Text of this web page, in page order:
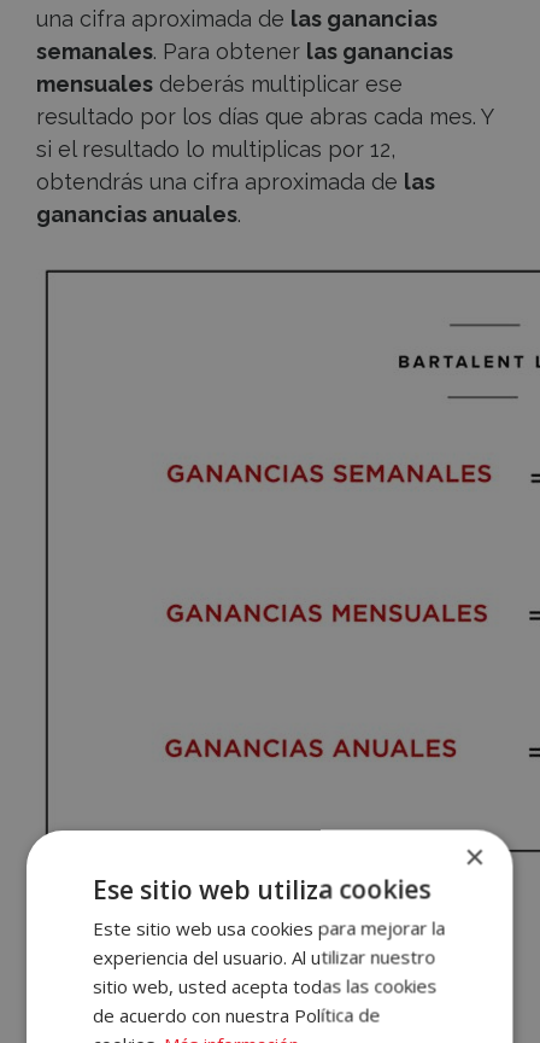
Tu
Cuenta
una cifra aproximada de las ganancias
semanales. Para obtener las ganancias
mensuales deberás multiplicar ese
resultado por los días que abras cada mes. Y
si el resultado lo multiplicas por 12,
obtendrás una cifra aproximada de las
ganancias anuales.
*El número de días variará según
los días que abras a la semana, al mes y al año.
5. Calcula los beneficios
×
Ese sitio web utiliza cookies
Este sitio web usa cookies para mejorar la
experiencia del usuario. Al utilizar nuestro
sitio web, usted acepta todas las cookies
de acuerdo con nuestra Política de